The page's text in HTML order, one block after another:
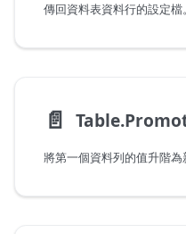
傳回資料表資料行的設定檔。
📄️